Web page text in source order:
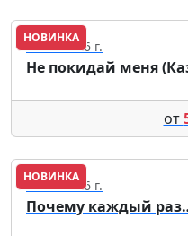
НОВИНКА
09.09.2026 г.
Не покидай меня
от
НОВИНКА
12.11.2026 г.
Почему каждый